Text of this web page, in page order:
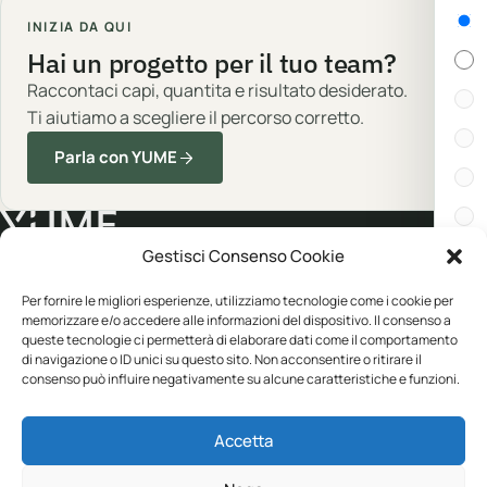
Gestisci Consenso Cookie
Per fornire le migliori esperienze, utilizziamo tecnologie come i cookie per
memorizzare e/o accedere alle informazioni del dispositivo. Il consenso a
queste tecnologie ci permetterà di elaborare dati come il comportamento
di navigazione o ID unici su questo sito. Non acconsentire o ritirare il
consenso può influire negativamente su alcune caratteristiche e funzioni.
Accetta
INIZIA DA QUI
Hai un progetto per il tuo team?
Raccontaci capi, quantita e risultato desiderato.
Ti aiutiamo a scegliere il percorso corretto.
Parla con YUME
Abbigliamento professionale, neutro o
personalizzato.
CATALOGO YUME
Personalizzazione